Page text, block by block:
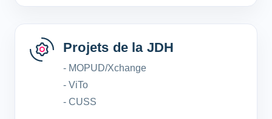
Projets de la JDH
- MOPUD/Xchange
- ViTo
- CUSS